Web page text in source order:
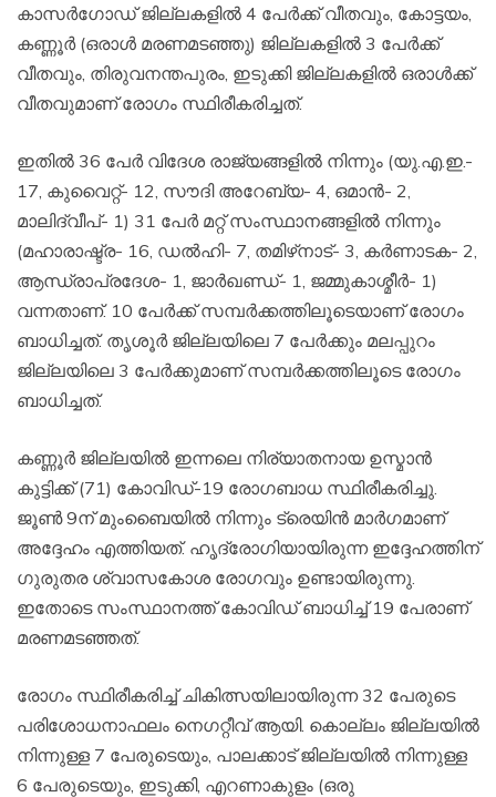
കാസര്‍ഗോഡ് ജില്ലകളില്‍ 4 പേര്‍ക്ക് വീതവും, കോട്ടയം,
കണ്ണൂര്‍ (ഒരാള്‍ മരണമടഞ്ഞു) ജില്ലകളില്‍ 3 പേര്‍ക്ക്
വീതവും, തിരുവനന്തപുരം, ഇടുക്കി ജില്ലകളില്‍ ഒരാള്‍ക്ക്
വീതവുമാണ് രോഗം സ്ഥിരീകരിച്ചത്.
ഇതില്‍ 36 പേര്‍ വിദേശ രാജ്യങ്ങളില്‍ നിന്നും (യു.എ.ഇ.-
17, കുവൈറ്റ്- 12, സൗദി അറേബ്യ- 4, ഒമാന്‍- 2,
മാലിദ്വീപ്- 1) 31 പേര്‍ മറ്റ് സംസ്ഥാനങ്ങളില്‍ നിന്നും
(മഹാരാഷ്ട്ര- 16, ഡല്‍ഹി- 7, തമിഴ്‌നാട്- 3, കര്‍ണാടക- 2,
ആന്ധ്രാപ്രദേശ- 1, ജാര്‍ഖണ്ഡ്- 1, ജമ്മുകാശ്മീര്‍- 1)
വന്നതാണ്. 10 പേര്‍ക്ക് സമ്പര്‍ക്കത്തിലൂടെയാണ് രോഗം
ബാധിച്ചത്. തൃശൂര്‍ ജില്ലയിലെ 7 പേര്‍ക്കും മലപ്പുറം
ജില്ലയിലെ 3 പേര്‍ക്കുമാണ് സമ്പര്‍ക്കത്തിലൂടെ രോഗം
ബാധിച്ചത്.
കണ്ണൂര്‍ ജില്ലയില്‍ ഇന്നലെ നിര്യാതനായ ഉസ്മാന്‍
കുട്ടിക്ക് (71) കോവിഡ്-19 രോഗബാധ സ്ഥിരീകരിച്ചു.
ജൂണ്‍ 9ന് മുംബൈയില്‍ നിന്നും ട്രെയിന്‍ മാര്‍ഗമാണ്
അദ്ദേഹം എത്തിയത്. ഹൃദ്രോഗിയായിരുന്ന ഇദ്ദേഹത്തിന്
ഗുരുതര ശ്വാസകോശ രോഗവും ഉണ്ടായിരുന്നു.
ഇതോടെ സംസ്ഥാനത്ത് കോവിഡ് ബാധിച്ച് 19 പേരാണ്
മരണമടഞ്ഞത്.
രോഗം സ്ഥിരീകരിച്ച് ചികിത്സയിലായിരുന്ന 32 പേരുടെ
പരിശോധനാഫലം നെഗറ്റീവ് ആയി. കൊല്ലം ജില്ലയില്‍
നിന്നുള്ള 7 പേരുടെയും, പാലക്കാട് ജില്ലയില്‍ നിന്നുള്ള
6 പേരുടെയും, ഇടുക്കി, എറണാകുളം (ഒരു